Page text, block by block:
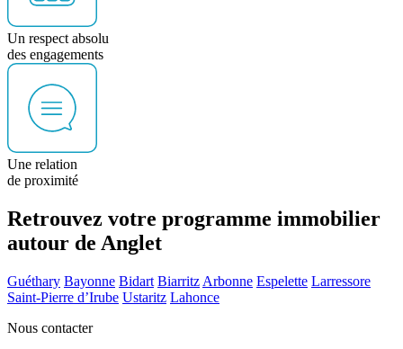
Un respect absolu
des engagements
Une relation
de proximité
Retrouvez votre programme immobilier
autour de Anglet
Guéthary Bayonne Bidart Biarritz Arbonne Espelette Larressore
Saint-Pierre d’Irube Ustaritz Lahonce
Nous contacter